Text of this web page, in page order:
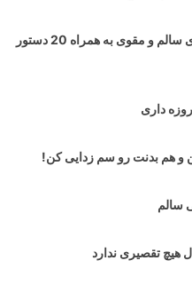
برای افطار چه بخوریم؟ راهنمای تغذیه‌ای سالم و مقوی به همراه 20 دستور
داری
هیچ تقصیری ندارد